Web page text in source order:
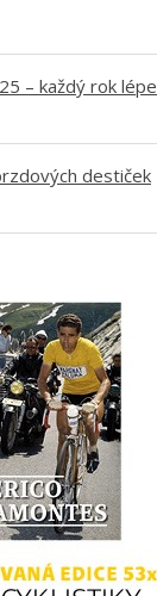
– každý rok lépe
destiček